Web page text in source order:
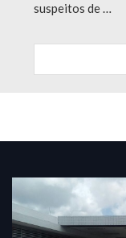
suspeitos de …